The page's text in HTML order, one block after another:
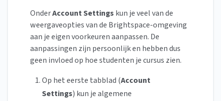
OnderAccount Settings kun je veel van de
weergaveopties van de Brightspace-omgeving
aan je eigen voorkeuren aanpassen. De
aanpassingen zijn persoonlijk en hebben dus
geen invloed op hoe studenten je cursus zien.
Op het eerste tabblad (Account
Settings) kun jealgemene